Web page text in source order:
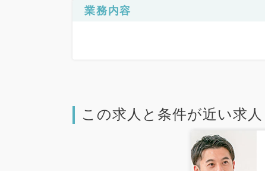
業務内容
この求人と条件が近い求人